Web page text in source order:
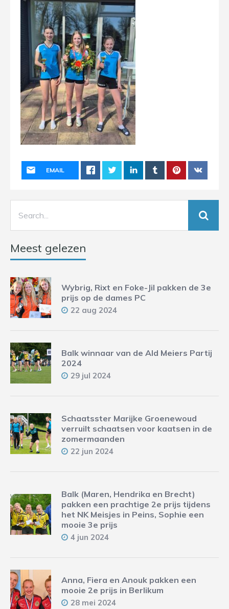
EMAIL
Meest gelezen
Wybrig, Rixt en Foke-Jil pakken de 3e
prijs op de dames PC
22 aug 2024
Balk winnaar van de Ald Meiers Partij
2024
29 jul 2024
Schaatsster Marijke Groenewoud
verruilt schaatsen voor kaatsen in de
zomermaanden
22 jun 2024
Balk (Maren, Hendrika en Brecht)
pakken een prachtige 2e prijs tijdens
het NK Meisjes in Peins, Sophie een
mooie 3e prijs
4 jun 2024
Anna, Fiera en Anouk pakken een
mooie 2e prijs in Berlikum
28 mei 2024